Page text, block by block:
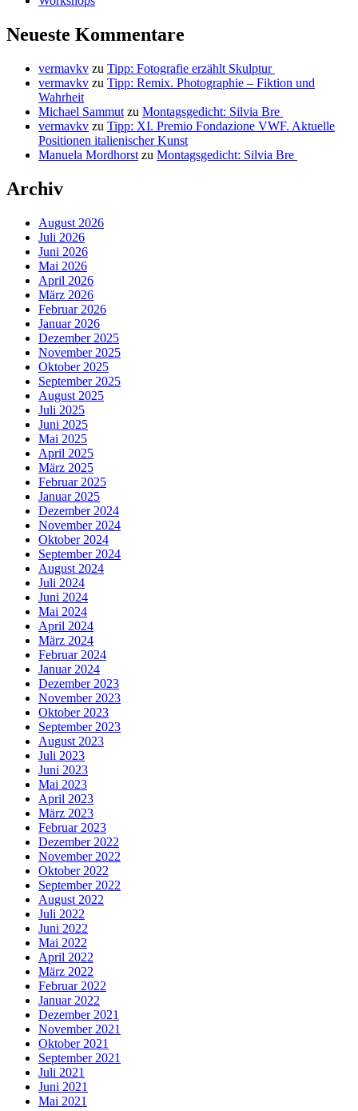
Neueste Kommentare
vermavkv zu Tipp: Fotografie erzählt Skulptur
vermavkv zu Tipp: Remix. Photographie – Fiktion und
Wahrheit
Michael Sammut zu Montagsgedicht: Silvia Bre
vermavkv zu Tipp: XI. Premio Fondazione VWF. Aktuelle
Positionen italienischer Kunst
Manuela Mordhorst zu Montagsgedicht: Silvia Bre
Archiv
August 2026
Juli 2026
Juni 2026
Mai 2026
April 2026
März 2026
Februar 2026
Januar 2026
Dezember 2025
November 2025
Oktober 2025
September 2025
August 2025
Juli 2025
Juni 2025
Mai 2025
April 2025
März 2025
Februar 2025
Januar 2025
Dezember 2024
November 2024
Oktober 2024
September 2024
August 2024
Juli 2024
Juni 2024
Mai 2024
April 2024
März 2024
Februar 2024
Januar 2024
Dezember 2023
November 2023
Oktober 2023
September 2023
August 2023
Juli 2023
Juni 2023
Mai 2023
April 2023
März 2023
Februar 2023
Dezember 2022
November 2022
Oktober 2022
September 2022
August 2022
Juli 2022
Juni 2022
Mai 2022
April 2022
März 2022
Februar 2022
Januar 2022
Dezember 2021
November 2021
Oktober 2021
September 2021
Juli 2021
Juni 2021
Mai 2021